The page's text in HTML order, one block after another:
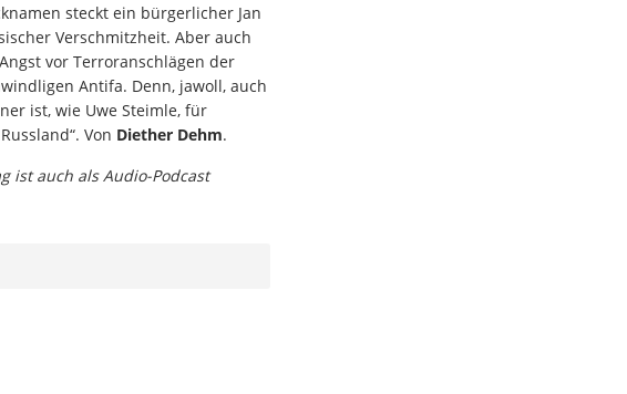
steckt ein bürgerlicher Jan
Verschmitzheit. Aber auch
vor Terroranschlägen der
Antifa. Denn, jawoll, auch
ist, wie Uwe Steimle, für
Von Diether Dehm.
ist auch als Audio-Podcast